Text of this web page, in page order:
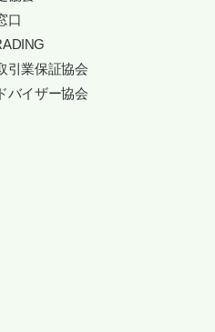
口
引業保証協会
バイザー協会